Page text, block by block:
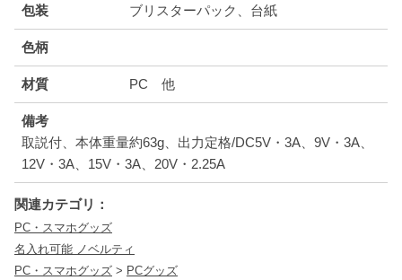
包装 ブリスターパック、台紙
色柄
材質 PC 他
備考
取説付、本体重量約63g、出力定格/DC5V・3A、9V・3A、
12V・3A、15V・3A、20V・2.25A
関連カテゴリ：
PC・スマホグッズ
名入れ可能 ノベルティ
PC・スマホグッズ > PCグッズ